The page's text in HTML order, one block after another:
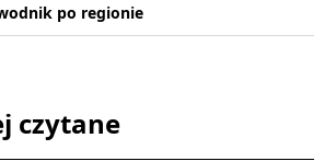
po regionie
czytane